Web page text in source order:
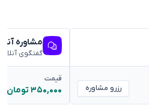
رزرو مشاوره
مشاوره
گفتگوی
قیمت
۳۵۰,۰۰۰ تومان